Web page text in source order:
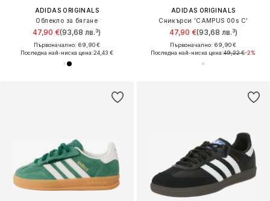
ADIDAS ORIGINALS
Облекло за бягане
47,90 €(93,68 лв.³)
Първоначално: 69,90 €
Последна най-ниска цена:24,43 €
ADIDAS ORIGINALS
Сникърси 'CAMPUS 00s C'
47,90 €(93,68 лв.³)
Първоначално: 69,90 €
Последна най-ниска цена:49,22 €-2%